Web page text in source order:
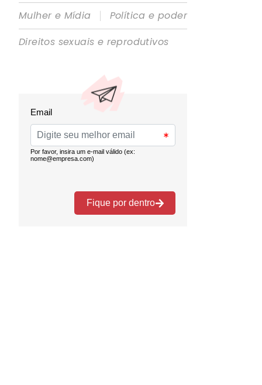
Mulher e Mídia
|
Política e poder
Direitos sexuais e reprodutivos